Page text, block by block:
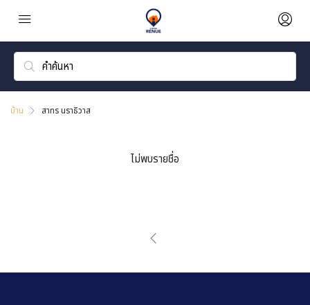
บ้าน สาทร นราธิวาส
ไม่พบรายชื่อ